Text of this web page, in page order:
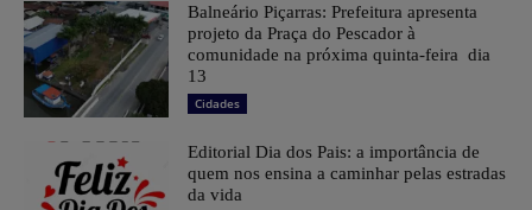
Balneário Piçarras: Prefeitura apresenta
projeto da Praça do Pescador à
comunidade na próxima quinta-feira dia
13
Cidades
Editorial Dia dos Pais: a importância de
quem nos ensina a caminhar pelas estradas
da vida